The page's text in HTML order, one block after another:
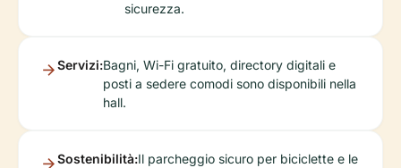
sicurezza.
Servizi:Bagni, Wi-Fi gratuito, directory digitali e
posti a sedere comodi sono disponibili nella
hall.
Sostenibilità:Il parcheggio sicuro per biciclette e le